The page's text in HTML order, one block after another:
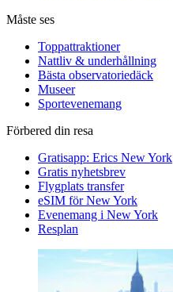
Måste ses
Toppattraktioner
Nattliv & underhållning
Bästa observatoriedäck
Museer
Sportevenemang
Förbered din resa
Gratisapp: Erics New York
Gratis nyhetsbrev
Flygplats transfer
eSIM för New York
Evenemang i New York
Resplan